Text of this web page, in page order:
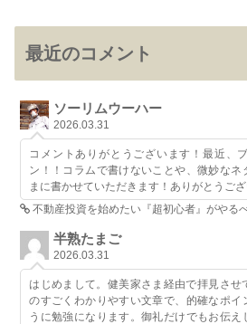
最近のコメント
ソーリムウーハー
2026.03.31
コメントありがとうございます！最近、
ン！！コラムで書けないことや、微妙なネ
まに書かせていただきます！ありがとうござ
不動産投資を始めたい『超初心者』がやる
半熟たまご
2026.03.31
はじめまして。健美家さま経由で拝見させ
のすごくわかりやすい文章で、的確なポイ
うに勉強になります。御礼だけでもお伝え